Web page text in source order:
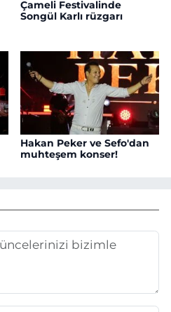
Çameli Festivalinde
Songül Karlı rüzgarı
Hakan Peker ve Sefo'dan
muhteşem konser!